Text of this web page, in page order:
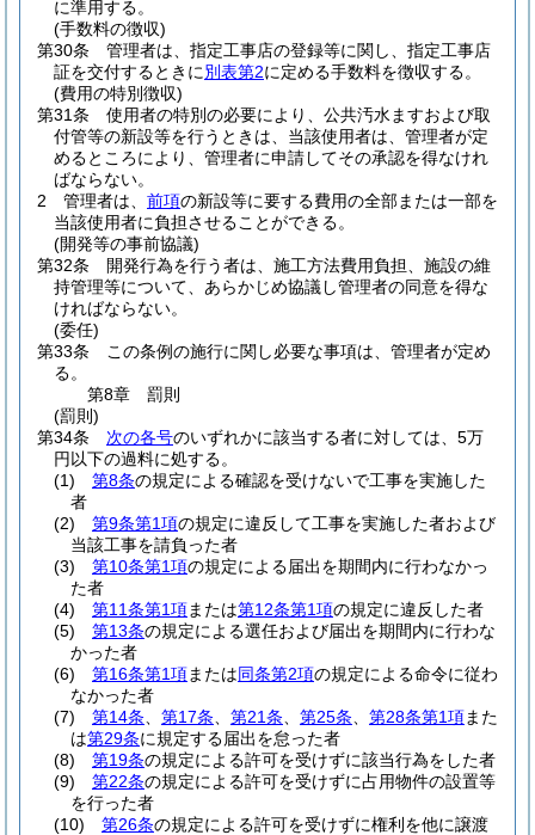
に準用する。
(手数料の徴収)
第30条
管理者は、指定工事店の登録等に関し、指定工事店
証を交付するときに別表第2に定める手数料を徴収する。
(費用の特別徴収)
第31条
使用者の特別の必要により、公共汚水ますおよび取
付管等の新設等を行うときは、当該使用者は、管理者が定
めるところにより、管理者に申請してその承認を得なけれ
ばならない。
2
管理者は、 前項の新設等に要する費用の全部または一部を
当該使用者に負担させることができる。
(開発等の事前協議)
第32条
開発行為を行う者は、施工方法費用負担、施設の維
持管理等について、あらかじめ協議し管理者の同意を得な
ければならない。
(委任)
第33条
この条例の施行に関し必要な事項は、管理者が定め
る。
第8章
罰則
(罰則)
第34条
次の各号のいずれかに該当する者に対しては、5万
円以下の過料に処する。
(1)
第8条の規定による確認を受けないで工事を実施した
者
(2)
第9条第1項の規定に違反して工事を実施した者および
当該工事を請負った者
(3)
第10条第1項の規定による届出を期間内に行わなかっ
た者
(4)
第11条第1項または第12条第1項の規定に違反した者
(5)
第13条の規定による選任および届出を期間内に行わな
かった者
(6)
第16条第1項または同条第2項の規定による命令に従わ
なかった者
(7)
第14条 第17条 第21条 第25条 第28条第1項また
は第29条に規定する届出を怠った者
(8)
第19条の規定による許可を受けずに該当行為をした者
(9)
第22条の規定による許可を受けずに占用物件の設置等
を行った者
(10)
第26条の規定による許可を受けずに権利を他に譲渡